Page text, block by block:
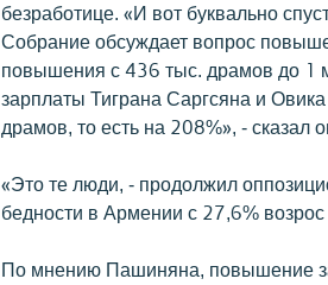
безработице. «И вот буквально
Собрание обсуждает вопрос
повышения с 436 тыс. драмов до 1
зарплаты Тиграна Саргсяна и
драмов, то есть на 208%», - сказал
«Это те люди, - продолжил
бедности в Армении с 27,6%
По мнению Пашиняна, повышение